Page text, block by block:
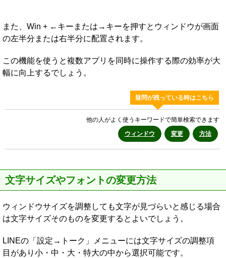
また、Win + ←キーまたは→キーを押すとウィンドウが画面
の左半分または右半分に配置されます。
この機能を使うと複数アプリを同時に操作する際の効率が大
幅に向上するでしょう。
疑問が残っている時はこちら
他の人がよく使うキーワードで簡単検索できます
ウィンドウ
変更 方法
文字サイズやフォントの変更方法
ウィンドウサイズを調整しても文字が見づらいと感じる場合
は文字サイズそのものを変更するとよいでしょう。
LINEの「設定→トーク」メニューには文字サイズの調整項
目があり小・中・大・特大の中から選択可能です。